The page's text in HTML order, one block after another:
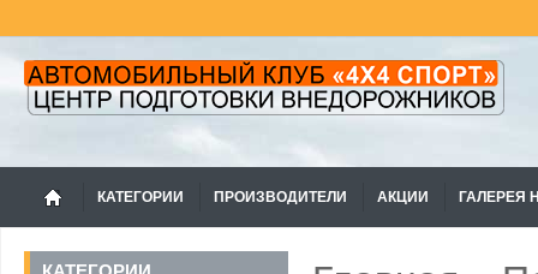
КАТЕГОРИИ ПРОИЗВОДИТЕЛИ АКЦИИ ГАЛЕРЕЯ